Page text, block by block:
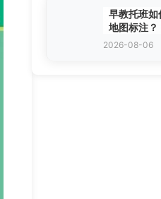
早教托班
地图标注？
2026-08-06